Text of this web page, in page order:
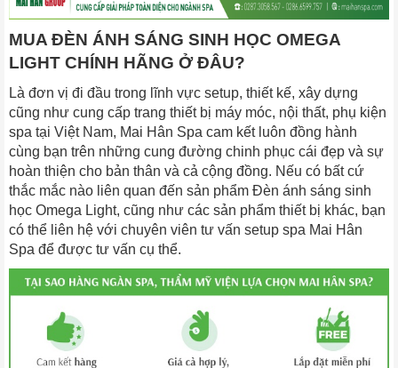
MUA ĐÈN ÁNH SÁNG SINH HỌC OMEGA
LIGHT CHÍNH HÃNG Ở ĐÂU?
Là đơn vị đi đầu trong lĩnh vực setup, thiết kế, xây dựng
cũng như cung cấp trang thiết bị máy móc, nội thất, phụ kiện
spa tại Việt Nam, Mai Hân Spa cam kết luôn đồng hành
cùng bạn trên những cung đường chinh phục cái đẹp và sự
hoàn thiện cho bản thân và cả cộng đồng. Nếu có bất cứ
thắc mắc nào liên quan đến sản phẩm Đèn ánh sáng sinh
học Omega Light, cũng như các sản phẩm thiết bị khác, bạn
có thể liên hệ với chuyên viên tư vấn setup spa Mai Hân
Spa để được tư vấn cụ thể.